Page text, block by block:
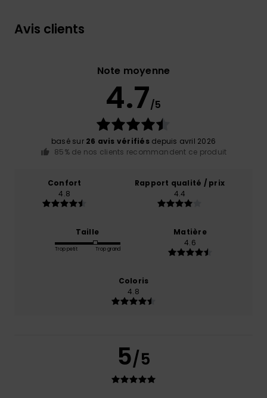
Avis clients
Note moyenne
4.7/5
basé sur 26 avis vérifiésdepuis avril 2026
85% de nos clients recommandent ce produit
Confort
4.8
Rapport qualité / prix
4.4
Taille
Trop petit Trop grand
Matière
4.6
Coloris
4.8
5/5